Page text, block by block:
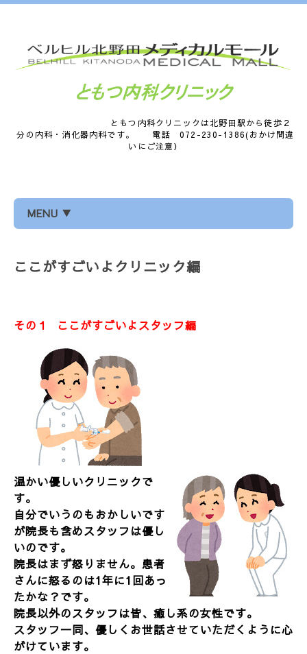
ともつ内科クリニックは北野田駅から徒歩２
分の内科・消化器内科です。 電話 072-230-1386(おかけ間違
いにご注意）
MENU ▼
ここがすごいよクリニック編
その１ ここがすごいよスタッフ編
温かい優しいクリニックで
す。
自分でいうのもおかしいです
が院長も含めスタッフは優し
いのです。
院長はまず怒りません。患者
さんに怒るのは1年に1回あっ
たかな？です。
院長以外のスタッフは皆、癒し系の女性です。
スタッフ一同、優しくお世話させていただくように心
がけています。